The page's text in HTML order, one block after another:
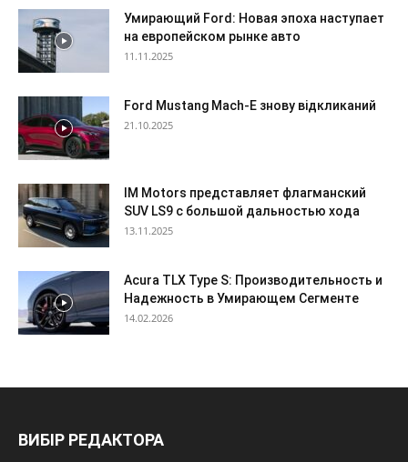
Умирающий Ford: Новая эпоха наступает
на европейском рынке авто
11.11.2025
Ford Mustang Mach-E знову відкликаний
21.10.2025
IM Motors представляет флагманский
SUV LS9 с большой дальностью хода
13.11.2025
Acura TLX Type S: Производительность и
Надежность в Умирающем Сегменте
14.02.2026
ВИБІР РЕДАКТОРА